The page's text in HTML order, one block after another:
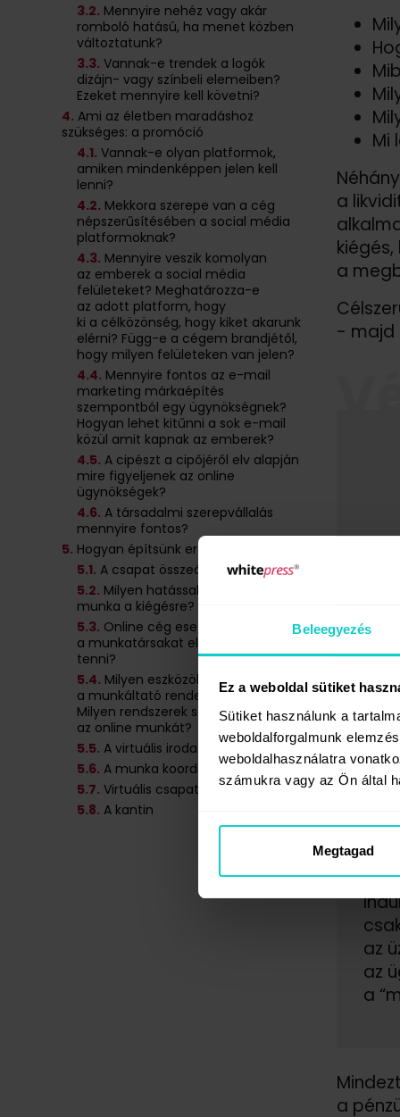
Beleegyezés
Ez a weboldal sütiket
Sütiket használunk a
weboldalforgalmunk
weboldalhasználatra
számukra vagy az Ön által
Megtagad
3.2. Mennyire nehéz vagy akár
romboló hatású, ha menet közben
változtatunk?
3.3. Vannak-e trendek a logók
dizájn- vagy színbeli elemeiben?
Ezeket mennyire kell követni?
4. Ami az életben maradáshoz
szükséges: a promóció
4.1. Vannak-e olyan platformok,
amiken mindenképpen jelen kell
lenni?
4.2. Mekkora szerepe van a cég
népszerűsítésében a social média
platformoknak?
4.3. Mennyire veszik komolyan
az emberek a social média
felületeket? Meghatározza-e
az adott platform, hogy
ki a célközönség, hogy kiket akarunk
elérni? Függ-e a cégem brandjétől,
hogy milyen felületeken van jelen?
4.4. Mennyire fontos az e-mail
marketing márkaépítés
szempontból egy ügynökségnek?
Hogyan lehet kitűnni a sok e-mail
közül amit kapnak az emberek?
4.5. A cipészt a cipőjéről elv alapján
mire figyeljenek az online
ügynökségek?
4.6. A társadalmi szerepvállalás
mennyire fontos?
5. Hogyan építsünk erős csapatot?
5.1. A csapat összeállítása
5.2. Milyen hatással van a remote
munka a kiégésre?
5.3. Online cég esetén hogyan lehet
a munkatársakat elkötelezni, lojálissá
tenni?
5.4. Milyen eszközök állnak
a munkáltató rendelkezésére?
Milyen rendszerek segíthetik
az online munkát?
5.5. A virtuális iroda
5.6. A munka koordinálása
5.7. Virtuális csapatépítő találkozók
5.8. A kantin
Mi
a
a
- majd
a
Ha
az
és
az
az
a
a